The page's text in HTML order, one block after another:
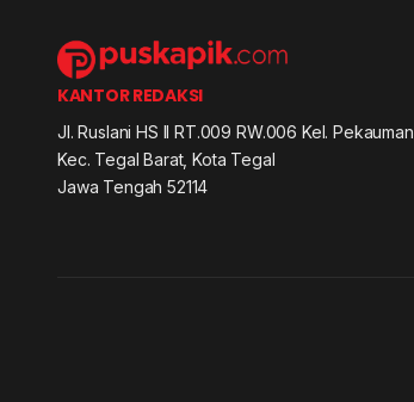
KANTOR REDAKSI
Jl. Ruslani HS II RT.009 RW.006 Kel. Pekauman
Kec. Tegal Barat, Kota Tegal
Jawa Tengah 52114